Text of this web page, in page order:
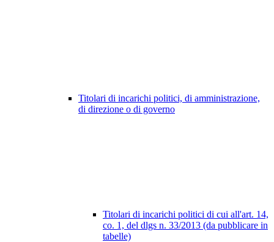
Titolari di incarichi politici, di amministrazione,
di direzione o di governo
Titolari di incarichi politici di cui all'art. 14,
co. 1, del dlgs n. 33/2013 (da pubblicare in
tabelle)